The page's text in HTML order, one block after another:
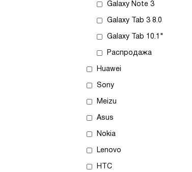
Galaxy Note 3
Galaxy Tab 3 8.0
Galaxy Tab 10.1"
Распродажа
Huawei
Sony
Meizu
Asus
Nokia
Lenovo
HTC